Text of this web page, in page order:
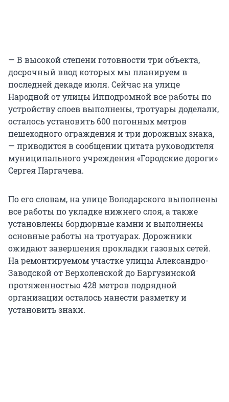
— В высокой степени готовности три объекта,
досрочный ввод которых мы планируем в
последней декаде июля. Сейчас на улице
Народной от улицы Ипподромной все работы по
устройству слоев выполнены, тротуары доделали,
осталось установить 600 погонных метров
пешеходного ограждения и три дорожных знака,
— приводится в сообщении цитата руководителя
муниципального учреждения «Городские дороги»
Сергея Паргачева.
По его словам, на улице Володарского выполнены
все работы по укладке нижнего слоя, а также
установлены бордюрные камни и выполнены
основные работы на тротуарах. Дорожники
ожидают завершения прокладки газовых сетей.
На ремонтируемом участке улицы Александро-
Заводской от Верхоленской до Баргузинской
протяженностью 428 метров подрядной
организации осталось нанести разметку и
установить знаки.